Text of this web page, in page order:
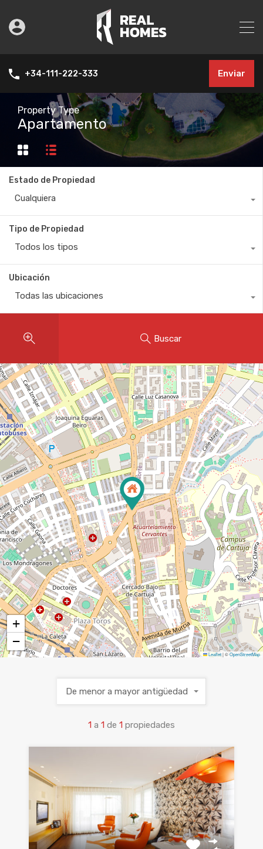
+34-111-222-333 Enviar
Property Type
Apartamento
Estado de Propiedad
Cualquiera
Tipo de Propiedad
Todos los tipos
Ubicación
Todas las ubicaciones
Buscar
+
−
Leaflet|©OpenStreetMap
1 a 1 de 1 propiedades
De menor a mayor antigüedad